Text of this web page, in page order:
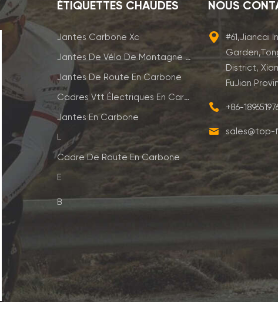
ÉTIQUETTES CHAUDES
Jantes Carbone Xc
Jantes De Vélo De Montagne En Carbone
Jantes De Route En Carbone
Cadres Vtt Électriques En Carbone
Jantes En Carbone
L
Cadre De Route En Carbone
E
B
NOUS
#61,Jiancai
District,
FuJian
+86-
sales@top-